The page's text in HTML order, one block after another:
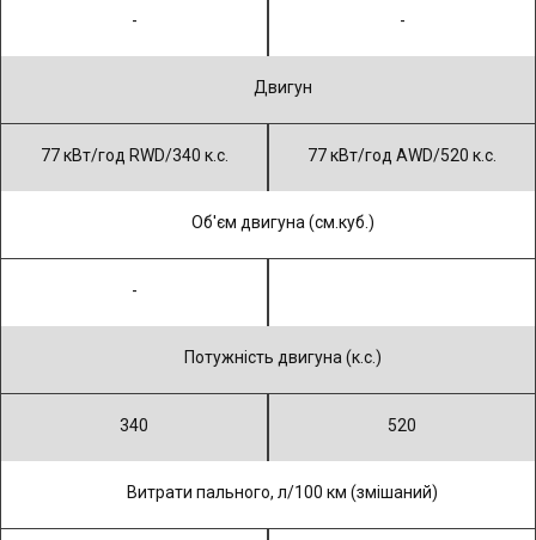
- -
Двигун
77 кВт/год RWD/340 к.с. 77 кВт/год AWD/520 к.с.
Об'єм двигуна (см.куб.)
-
Потужність двигуна (к.с.)
340 520
Витрати пального, л/100 км (змішаний)